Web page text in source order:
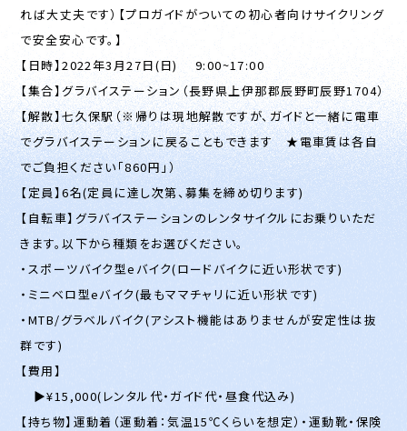
れば大丈夫です）【プロガイドがついての初心者向けサイクリング
で安全安心です。】
【日時】2022年3月27日(日) 9:00~17:00
【集合】グラバイステーション（長野県上伊那郡辰野町辰野1704）
【解散】七久保駅（※帰りは現地解散ですが、ガイドと一緒に電車
でグラバイステーションに戻ることもできます ★電車賃は各自
でご負担ください「860円」）
【定員】6名(定員に達し次第、募集を締め切ります)
【自転車】グラバイステーションのレンタサイクルにお乗りいただ
きます。以下から種類をお選びください。
・スポーツバイク型eバイク(ロードバイクに近い形状です)
・ミニベロ型eバイク(最もママチャリに近い形状です)
・MTB/グラベルバイク(アシスト機能はありませんが安定性は抜
群です)
【費用】
▶︎¥15,000(レンタル代・ガイド代・昼食代込み)
【持ち物】運動着（運動着：気温15℃くらいを想定）・運動靴・保険